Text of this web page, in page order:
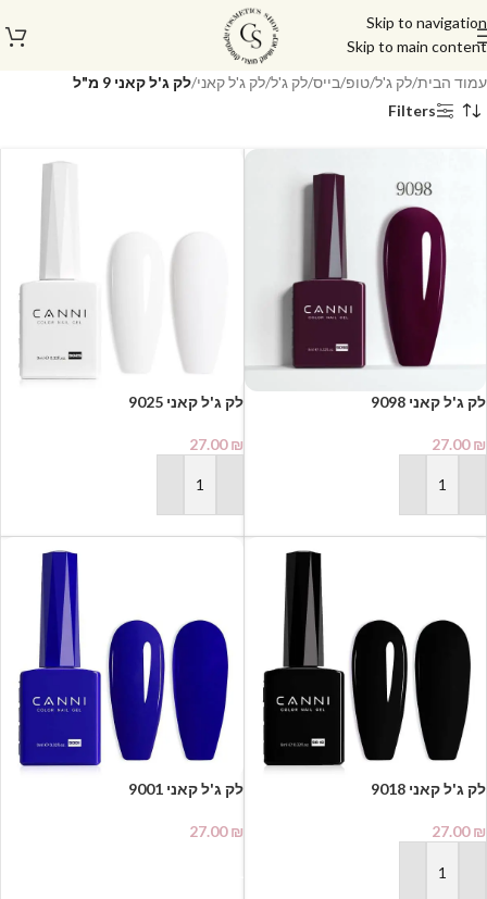
Skip to navigation
Skip to main content
עמוד הבית/לק ג'ל/טופ/בייס/לק ג'ל/לק ג'ל קאני/לק ג'ל קאני 9 מ"ל
Filters
27.00₪
הוספה לסל
⁦⁦⁦⁦⁦⁦⁦⁦⁦⁦⁦⁦לק ג'ל קאני 9025
27.00₪
הוספה לסל
27.00₪
הוספה לסל
לק ג'ל קאני 9001
27.00₪